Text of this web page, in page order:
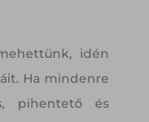
idén
Ha mindenre
pihentető és